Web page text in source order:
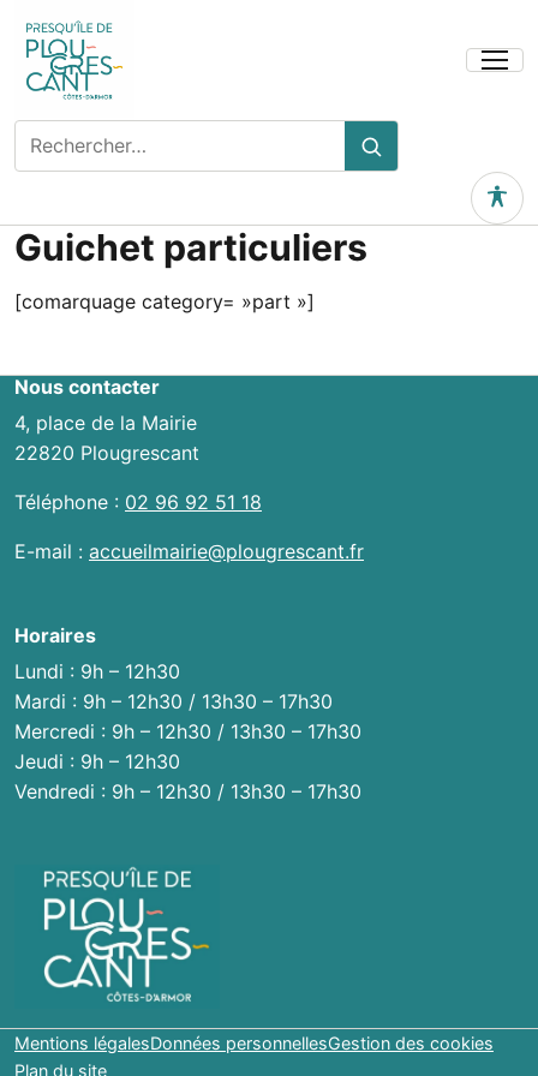
Ouvrir
Rechercher
sur
site
Rechercher
Outils
Guichet particuliers
[comarquage category= »part »]
Nous contacter
4, place de la Mairie
22820 Plougrescant
Téléphone : 02 96 92 51 18
E-mail : accueilmairie@plougrescant.fr
Horaires
Lundi : 9h – 12h30
Mardi : 9h – 12h30 / 13h30 – 17h30
Mercredi : 9h – 12h30 / 13h30 – 17h30
Jeudi : 9h – 12h30
Vendredi : 9h – 12h30 / 13h30 – 17h30
Mentions légalesDonnées personnellesGestion des cookies
Plan du site